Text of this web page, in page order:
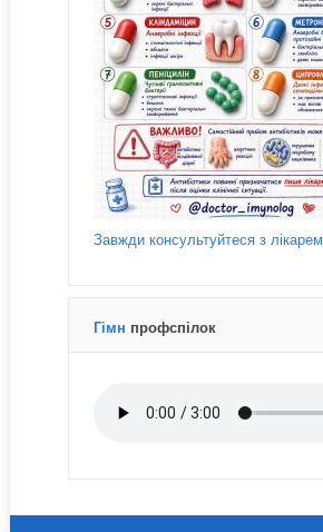
Завжди консультуйтеся з лікарем
Гімн профспілок